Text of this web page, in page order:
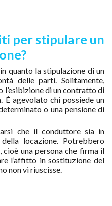
per stipulare un
quanto la stipulazione di un
delle parti. Solitamente,
di un contratto di
È agevolato chi possiede un
o una pensione di
che il conduttore sia in
locazione. Potrebbero
una persona che firma il
l’affitto in sostituzione del
non vi riuscisse.